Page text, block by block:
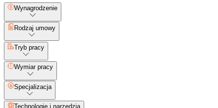
Wynagrodzenie
Rodzaj umowy
Tryb pracy
Wymiar pracy
Specjalizacja
Technologie i narzędzia